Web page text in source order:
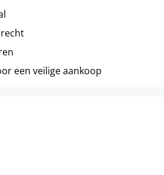
een veilige aankoop